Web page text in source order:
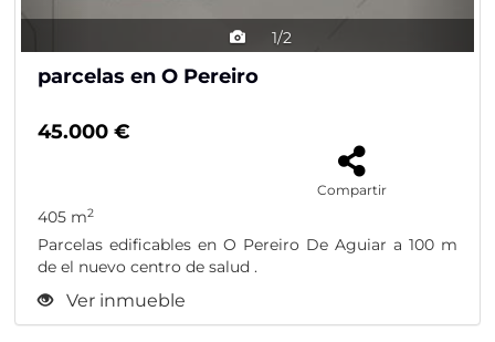
1/2
parcelas en O Pereiro
45.000 €
Compartir
405 m2
Parcelas edificables en O Pereiro De Aguiar a 100 m
de el nuevo centro de salud .
Ver inmueble